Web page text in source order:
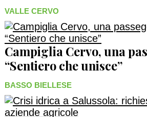
VALLE CERVO
Campiglia Cervo, una
“Sentiero che unisce”
BASSO BIELLESE